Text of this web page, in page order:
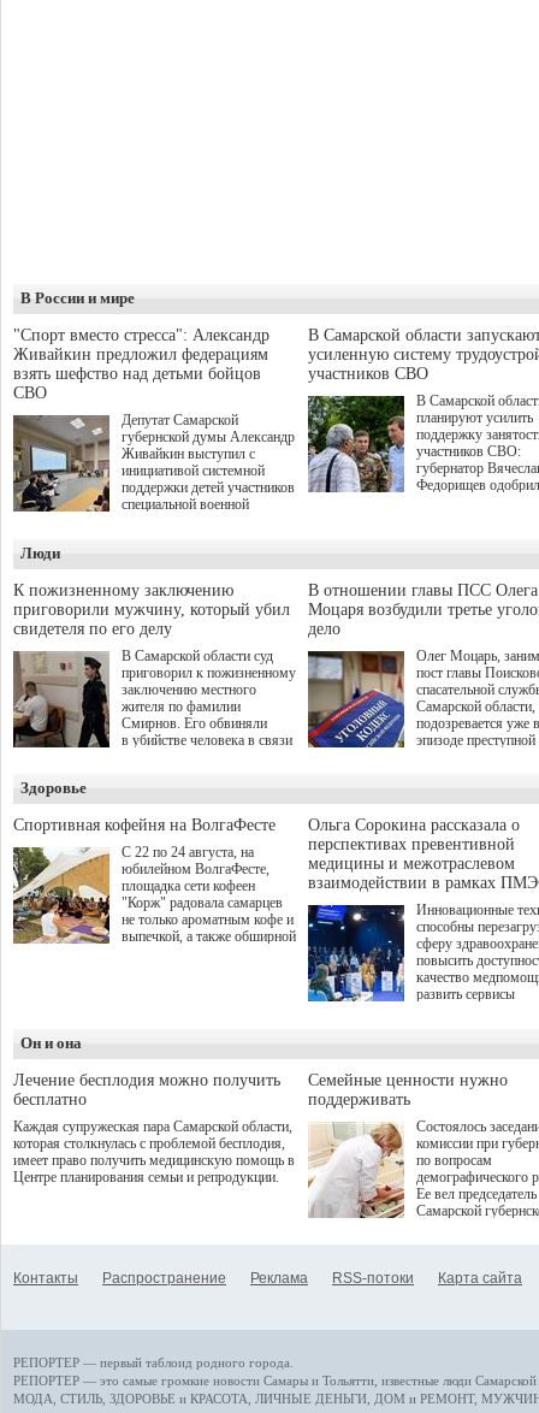
В России и мире
"Спорт вместо стресса": Александр
Живайкин предложил федерациям
взять шефство над детьми бойцов
СВО
Депутат Самарской
губернской думы Александр
Живайкин выступил с
инициативой системной
поддержки детей участников
специальной военной
"Помощь фронту и семьям
участников СВО", которая
прошла в Отрадном 7
августа.
В Самарской области
усиленную систему
участников СВО
В Самарской
планируют усилить
поддержку
участников СВО:
губернатор
Федорищев
на трудоустройство
спокойную
мирной жизни.
Люди
К пожизненному заключению
приговорили мужчину, который убил
свидетеля по его делу
В Самарской области суд
приговорил к пожизненному
заключению местного
жителя по фамилии
Смирнов. Его обвиняли
в убийстве человека в связи
В отношении главы ПСС Олега
Моцаря возбудили третье
дело
Олег Моцарь,
пост главы
спасательной
Самарской области,
подозревается уже
эпизоде преступной
а сам он
Здоровье
Спортивная кофейня на ВолгаФесте
С 22 по 24 августа, на
юбилейном ВолгаФесте,
площадка сети кофеен
"Корж" радовала самарцев
не только ароматным кофе и
выпечкой, а также обширной
Ольга Сорокина рассказала о
перспективах превентивной
медицины и межотраслевом
взаимодействии в рамках
Инновационные
способны
сферу
повысить
качество
развить сервисы
определенными
К ним можно
возникающие при
данными
более динамичного
проникновения
сегмент
отраслевое
рассказала Ольга
ходе сессии
качества жизни" в
ПМЭФ 2025. В
Он и она
Лечение бесплодия можно получить
бесплатно
Каждая супружеская пара Самарской области,
которая столкнулась с проблемой бесплодия,
имеет право получить медицинскую помощь в
Центре планирования семьи и репродукции.
Семейные ценности нужно
поддерживать
Состоялось
комиссии при
по вопросам
демографического
Ее вел председатель
Самарской
Контакты Распространение Реклама RSS-потоки Карта сайта
РЕПОРТЕР — первый таблоид родного города.
РЕПОРТЕР — это самые громкие новости Самары и Тольятти, известные люди
МОДА, СТИЛЬ ЗДОРОВЬЕ и КРАСОТА ЛИЧНЫЕ ДЕНЬГИ ДОМ и РЕМОНТ,